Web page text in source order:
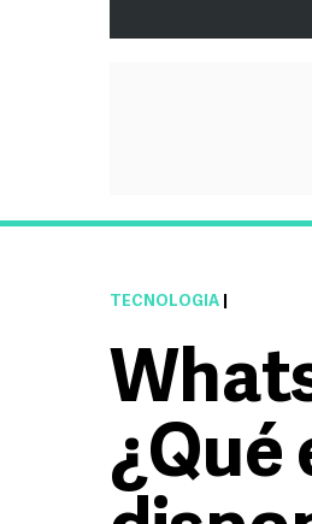
TECNOLOGÍA
¿Qué